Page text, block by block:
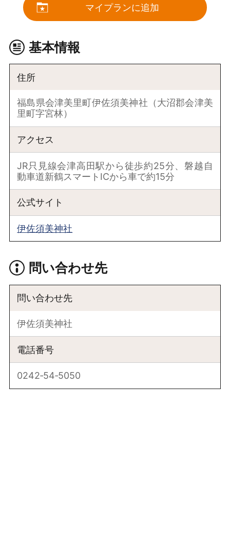
マイプランに追加
基本情報
住所
福島県会津美里町伊佐須美神社（大沼郡会津美
里町字宮林）
アクセス
JR只見線会津高田駅から徒歩約25分、磐越自
動車道新鶴スマートICから車で約15分
公式サイト
伊佐須美神社
問い合わせ先
問い合わせ先
伊佐須美神社
電話番号
0242‐54‐5050